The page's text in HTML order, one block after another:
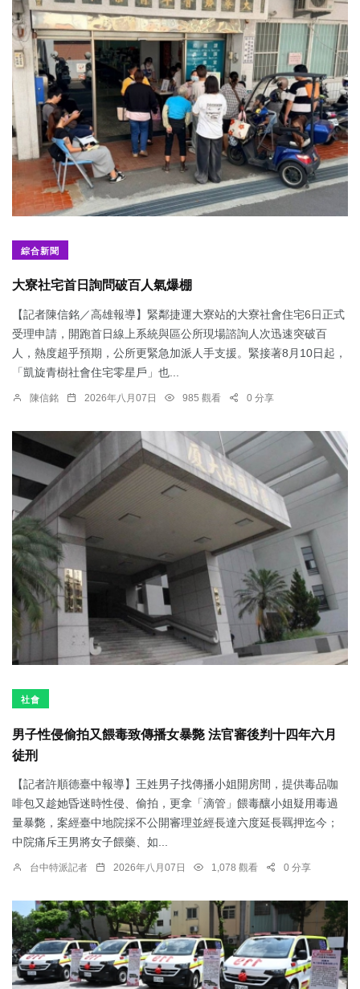
綜合新聞
大寮社宅首日詢問破百人氣爆棚
【記者陳信銘／高雄報導】緊鄰捷運大寮站的大寮社會住宅6日正式
受理申請，開跑首日線上系統與區公所現場諮詢人次迅速突破百
人，熱度超乎預期，公所更緊急加派人手支援。緊接著8月10日起，
「凱旋青樹社會住宅零星戶」也...
陳信銘 2026年八月07日 985 觀看 0 分享
社會
男子性侵偷拍又餵毒致傳播女暴斃 法官審後判十四年六月
徒刑
【記者許順德臺中報導】王姓男子找傳播小姐開房間，提供毒品咖
啡包又趁她昏迷時性侵、偷拍，更拿「滴管」餵毒釀小姐疑用毒過
量暴斃，案經臺中地院採不公開審理並經長達六度延長羈押迄今；
中院痛斥王男將女子餵藥、如...
台中特派記者 2026年八月07日 1,078 觀看 0 分享